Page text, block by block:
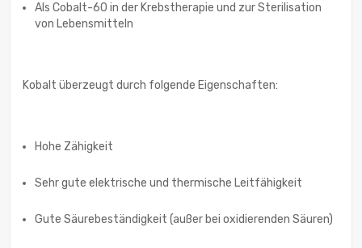
Als Cobalt-60 in der Krebstherapie und zur Sterilisation
von Lebensmitteln
Kobalt überzeugt durch folgende Eigenschaften:
Hohe Zähigkeit
Sehr gute elektrische und thermische Leitfähigkeit
Gute Säurebeständigkeit (außer bei oxidierenden Säuren)